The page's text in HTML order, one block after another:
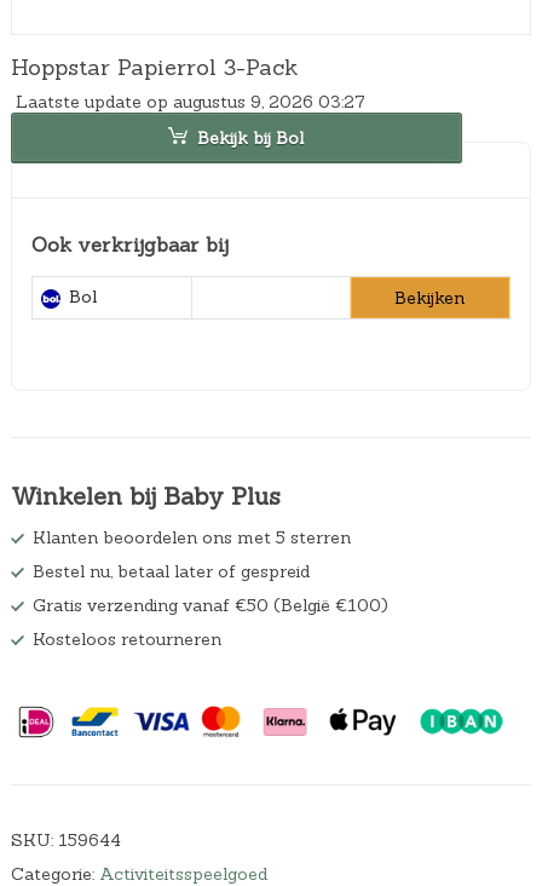
Hoppstar Papierrol 3-Pack
Laatste update op augustus 9, 2026 03:27
Bekijk bij Bol
Ook verkrijgbaar bij
Bol Bekijken
Winkelen bij Baby Plus
Klanten beoordelen ons met 5 sterren
Bestel nu, betaal later of gespreid
Gratis verzending vanaf €50 (België €100)
Kosteloos retourneren
SKU: 159644
Categorie: Activiteitsspeelgoed